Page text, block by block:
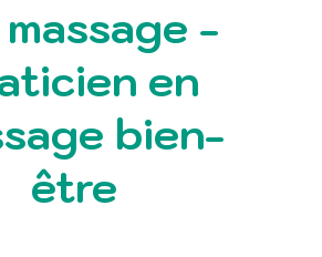
-
en
bien-
être